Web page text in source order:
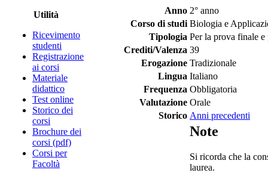
Utilità
Ricevimento
studenti
Registrazione
ai corsi
Materiale
didattico
Test online
Storico dei
corsi
Brochure dei
corsi (pdf)
Corsi per
Facoltà
Anno 2° anno
Corso di studi Biologia e
Tipologia Per la prova finale e
Crediti/Valenza 39
Erogazione Tradizionale
Lingua Italiano
Frequenza Obbligatoria
Valutazione Orale
Storico Anni precedenti
Note
Si ricorda che la
laurea.